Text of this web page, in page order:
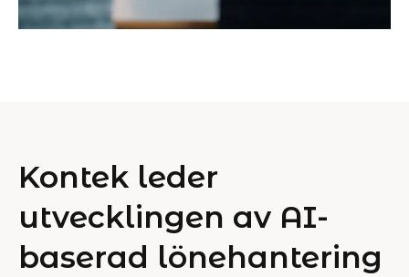
Kontek leder
utvecklingen av AI-
baserad lönehantering